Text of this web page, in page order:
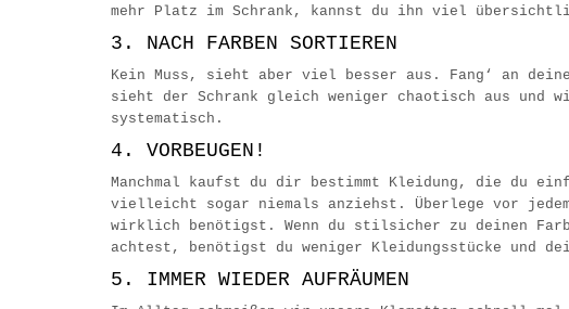
mehr Platz im Schrank, kannst du ihn viel
3. NACH FARBEN SORTIEREN
Kein Muss, sieht aber viel besser aus. Fang‘ an
sieht der Schrank gleich weniger chaotisch aus und
systematisch.
4. VORBEUGEN!
Manchmal kaufst du dir bestimmt Kleidung, die du
vielleicht sogar niemals anziehst. Überlege vor
wirklich benötigst. Wenn du stilsicher zu deinen
achtest, benötigst du weniger Kleidungsstücke und
5. IMMER WIEDER AUFRÄUMEN